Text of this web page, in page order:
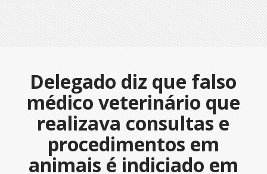
Delegado diz que falso
médico veterinário que
realizava consultas e
procedimentos em
animais é indiciado em